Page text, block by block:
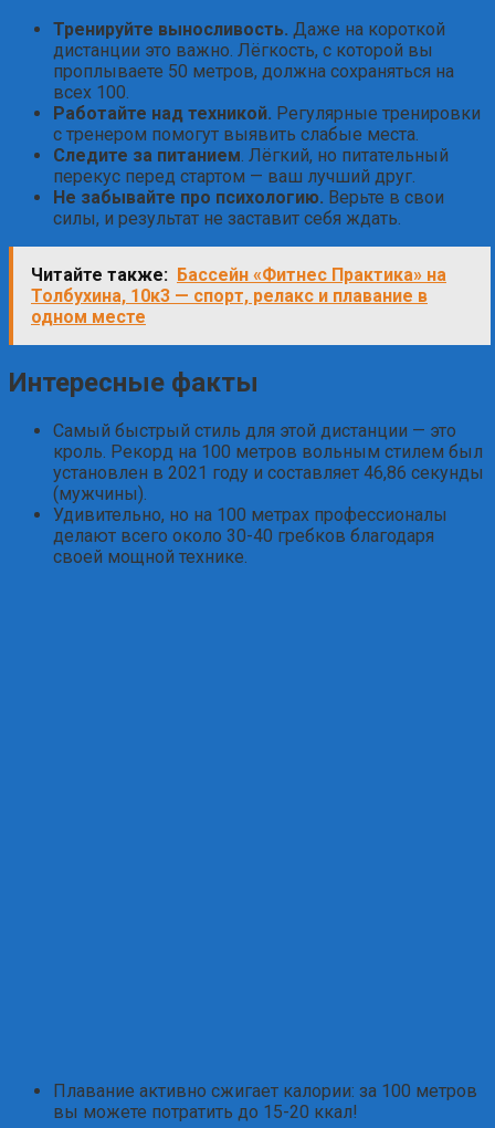
Тренируйте выносливость. Даже на короткой
дистанции это важно. Лёгкость, с которой вы
проплываете 50 метров, должна сохраняться на
всех 100.
Работайте над техникой. Регулярные тренировки
с тренером помогут выявить слабые места.
Следите за питанием. Лёгкий, но питательный
перекус перед стартом — ваш лучший друг.
Не забывайте про психологию. Верьте в свои
силы, и результат не заставит себя ждать.
Читайте также: Бассейн «Фитнес Практика» на
Толбухина, 10к3 — спорт, релакс и плавание в
одном месте
Интересные факты
Самый быстрый стиль для этой дистанции — это
кроль. Рекорд на 100 метров вольным стилем был
установлен в 2021 году и составляет 46,86 секунды
(мужчины).
Удивительно, но на 100 метрах профессионалы
делают всего около 30-40 гребков благодаря
своей мощной технике.
Плавание активно сжигает калории: за 100 метров
вы можете потратить до 15-20 ккал!